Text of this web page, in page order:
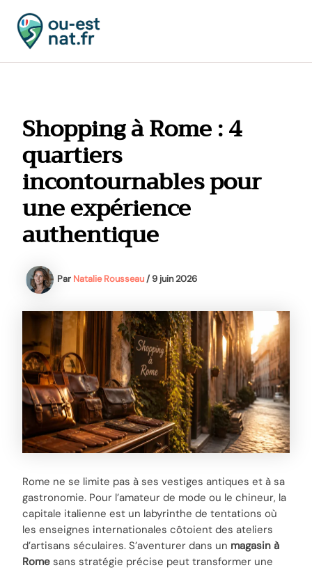
contenu
Shopping à Rome : 4
quartiers
incontournables pour
une expérience
authentique
Par Natalie Rousseau/9 juin 2026
Rome ne se limite pas à ses vestiges antiques et à sa
gastronomie. Pour l’amateur de mode ou le chineur, la
capitale italienne est un labyrinthe de tentations où
les enseignes internationales côtoient des ateliers
d’artisans séculaires. S’aventurer dans un magasin à
Rome sans stratégie précise peut transformer une